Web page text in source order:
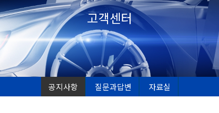
고객센터
공지사항 질문과답변 자료실